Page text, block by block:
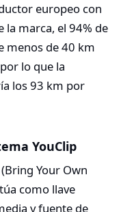
europeo con
la marca, el 94% de
menos de 40 km
lo que la
los 93 km por
YouClip
Your Own
como llave
y fuente de